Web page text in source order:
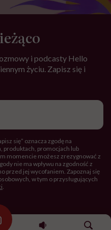
główna
i podcasty Hello
życiu. Zapisz się i
się” oznacza zgodę na
produktach, promocjach lub
momencie możesz zrezygnować z
nie ma wpływu na zgodność z
przed jej wycofaniem. Zapoznaj się
w tym o przysługujących